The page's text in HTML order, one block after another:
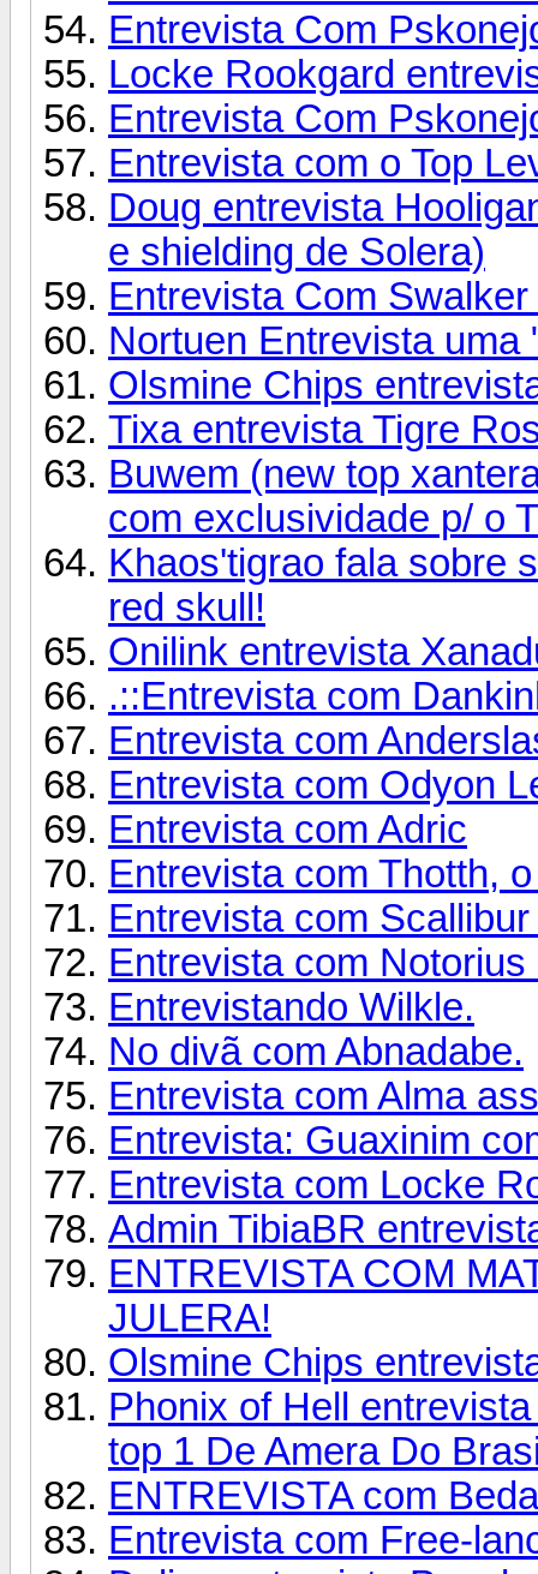
Entrevista Com
Locke Rookgard
Entrevista Com
Entrevista com o Top
Doug entrevista
e shielding de Solera)
Entrevista Com
Nortuen Entrevista uma
Olsmine Chips
Tixa entrevista Tigre
Buwem (new top
com exclusividade p/ o
Khaos'tigrao fala sobre
red skull!
Onilink entrevista
.::Entrevista com
Entrevista com
Entrevista com Odyon
Entrevista com Adric
Entrevista com Thotth,
Entrevista com
Entrevista com
Entrevistando Wilkle.
No divã com Abnadabe.
Entrevista com Alma
Entrevista: Guaxinim
Entrevista com Locke
Admin TibiaBR
ENTREVISTA COM
JULERA!
Olsmine Chips
Phonix of Hell
top 1 De Amera Do
ENTREVISTA com
Entrevista com Free-